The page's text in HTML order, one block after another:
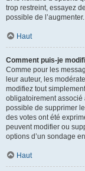
trop restreint, essayez
possible de l’augmenter.
Haut
Comment puis-je
Comme pour les
leur auteur, les
modifiez tout
obligatoirement associé
possible de supprimer
des votes ont été
peuvent modifier ou
options d’un sondage
Haut